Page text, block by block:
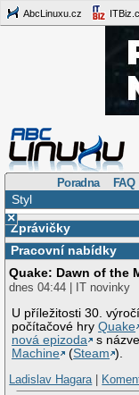
AbcLinuxu.cz
Poradna FAQ
Styl
×
Zprávičky
Pracovní nabídky
Quake: Dawn of the
dnes 04:44 | IT novinky
U příležitosti 30.
počítačové hryQuake
nová epizoda
s
Machine
(Steam ).
Ladislav Hagara|